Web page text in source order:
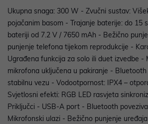
Ukupna snaga: 300 W - Zvučni sustav:
pojačanim basom - Trajanje baterije: do 15
bateriji od 7.2 V / 7650 mAh - Bežično
punjenje telefona tijekom reprodukcije -
Ugrađena funkcija za solo ili duet izvedbe -
mikrofona uključena u pakiranje - Bluetooth
stabilnu vezu - Vodootpornost: IPX4 –
Svjetlosni efekti: RGB LED rasvjeta
Priključci - USB-A port - Bluetooth
Mikrofonski ulazi - Bežično punjenje